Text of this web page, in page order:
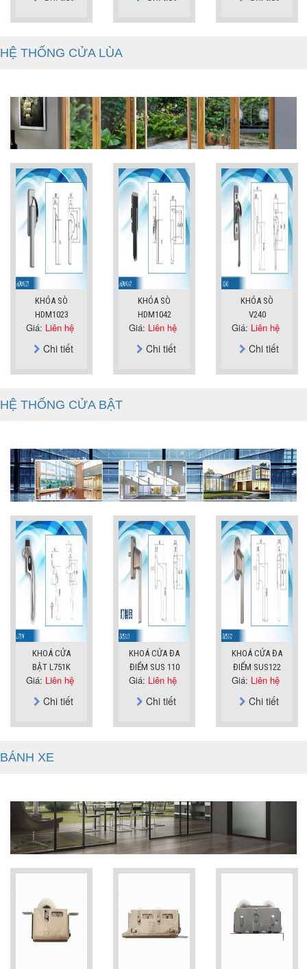
HỆ THỐNG CỬA LÙA
KHÓA SÒ
HDM1023
Giá: Liên hệ
Chi tiết
KHÓA SÒ
HDM1042
Giá: Liên hệ
Chi tiết
KHÓA SÒ
V240
Giá: Liên hệ
Chi tiết
HỆ THỐNG CỬA BẬT
KHOÁ CỬA
BẬT L751K
Giá: Liên hệ
Chi tiết
KHOÁ CỬA ĐA
ĐIỂM SUS 110
Giá: Liên hệ
Chi tiết
KHOÁ CỬA ĐA
ĐIỂM SUS122
Giá: Liên hệ
Chi tiết
BÁNH XE